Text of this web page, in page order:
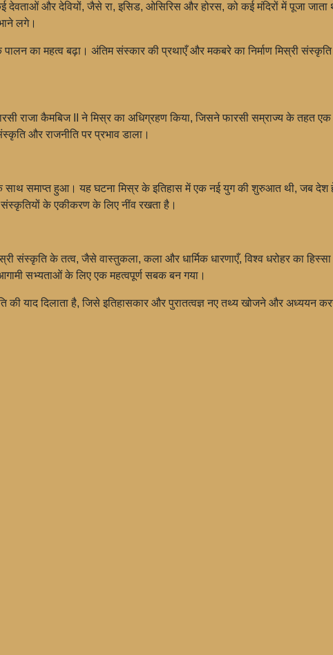
देवताओं और देवियों, जैसे रा, इसिड, ओसिरिस और होरस, को कई मंदिरों में पूजा जाता
लगे।
का महत्व बढ़ा। अंतिम संस्कार की प्रथाएँ और मकबरे का निर्माण मिस्री
राजा कैमबिज II ने मिस्र का अधिग्रहण किया, जिसने फारसी सम्राज्य के तहत
और राजनीति पर प्रभाव डाला।
साथ समाप्त हुआ। यह घटना मिस्र के इतिहास में एक नई युग की शुरुआत थी, जब देश
के एकीकरण के लिए नींव रखता है।
के तत्व, जैसे वास्तुकला, कला और धार्मिक धारणाएँ, विश्व धरोहर का
सभ्यताओं के लिए एक महत्वपूर्ण सबक बन गया।
की याद दिलाता है, जिसे इतिहासकार और पुरातत्वज्ञ नए तथ्य खोजने और अध्ययन